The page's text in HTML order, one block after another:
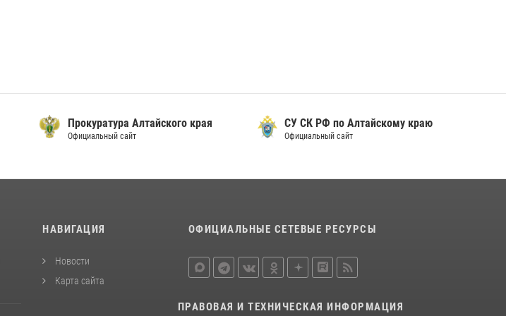
Прокуратура Алтайского края
Официальный сайт
СУ СК РФ по Алтайскому краю
Официальный сайт
НАВИГАЦИЯ
Новости
Карта сайта
ОФИЦИАЛЬНЫЕ СЕТЕВЫЕ РЕСУРСЫ
ПРАВОВАЯ И ТЕХНИЧЕСКАЯ ИНФОРМАЦИЯ